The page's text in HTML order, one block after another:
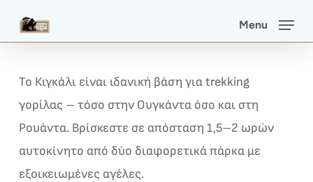
content
Menu
Το Κιγκάλι είναι ιδανική βάση για trekking
γορίλας – τόσο στην Ουγκάντα όσο και στη
Ρουάντα. Βρίσκεστε σε απόσταση 1,5–2 ωρών
αυτοκίνητο από δύο διαφορετικά πάρκα με
εξοικειωμένες αγέλες.